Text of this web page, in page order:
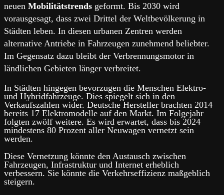
neuen Mobilitätstrends geformt. Bis 2030 wird
vorausgesagt, dass zwei Drittel der Weltbevölkerung in
Städten leben. In diesen urbanen Zentren werden
alternative Antriebe in Fahrzeugen zunehmend beliebter.
Im Gegensatz dazu bleibt der Verbrennungsmotor in
ländlichen Gebieten länger verbreitet.
In Städten hingegen bevorzugen die Menschen Elektro-
und Hybridfahrzeuge. Dies spiegelt sich in den
Verkaufszahlen wider. Deutsche Hersteller brachten 2014
bereits 17 Elektromodelle auf den Markt. Im Folgejahr
folgten zwölf weitere. Es wird erwartet, dass bis 2024
mindestens 80 Prozent aller Neuwagen vernetzt sein
werden.
Diese Vernetzung könnte den Austausch zwischen
Fahrzeugen, Infrastruktur und Internet erheblich
verbessern. Sie könnte die Verkehrseffizienz maßgeblich
steigern.